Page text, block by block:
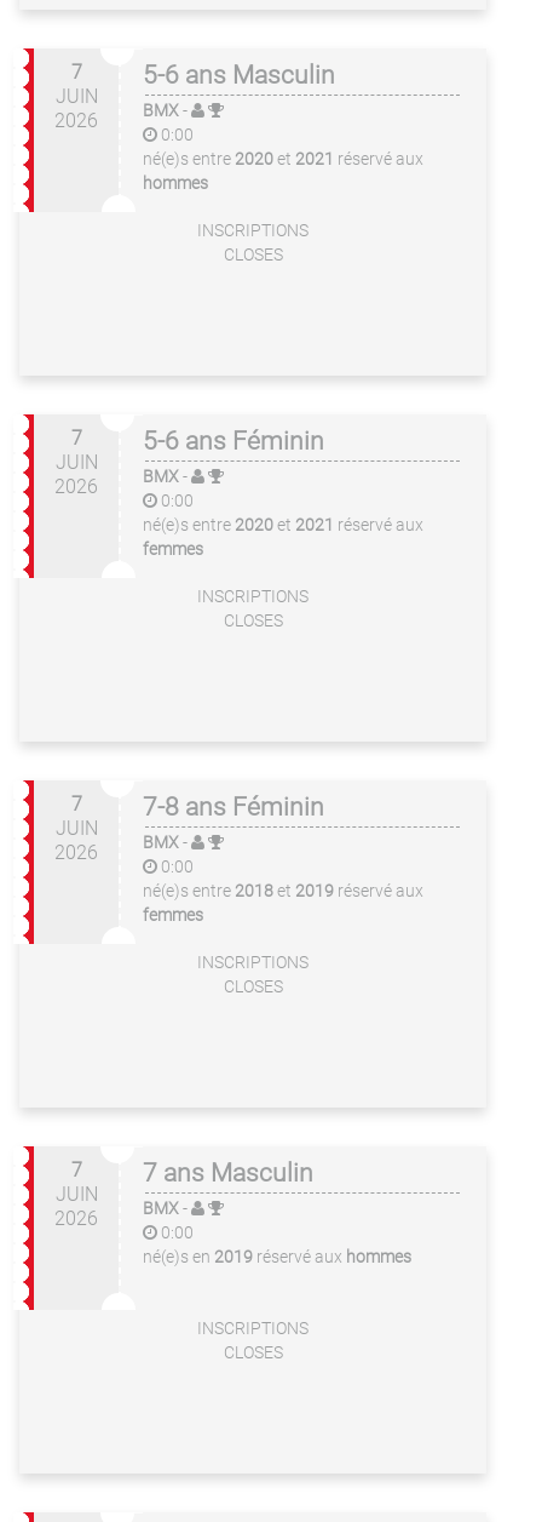
7
JUIN
2026
5-6 ans Masculin
BMX-
0:00
né(e)s entre 2020et 2021 réservé aux
hommes
INSCRIPTIONS
CLOSES
7
JUIN
2026
5-6 ans Féminin
BMX-
0:00
né(e)s entre 2020et 2021 réservé aux
femmes
INSCRIPTIONS
CLOSES
7
JUIN
2026
7-8 ans Féminin
BMX-
0:00
né(e)s entre 2018et 2019 réservé aux
femmes
INSCRIPTIONS
CLOSES
7
JUIN
2026
7 ans Masculin
BMX-
0:00
né(e)s en 2019 réservé aux hommes
INSCRIPTIONS
CLOSES